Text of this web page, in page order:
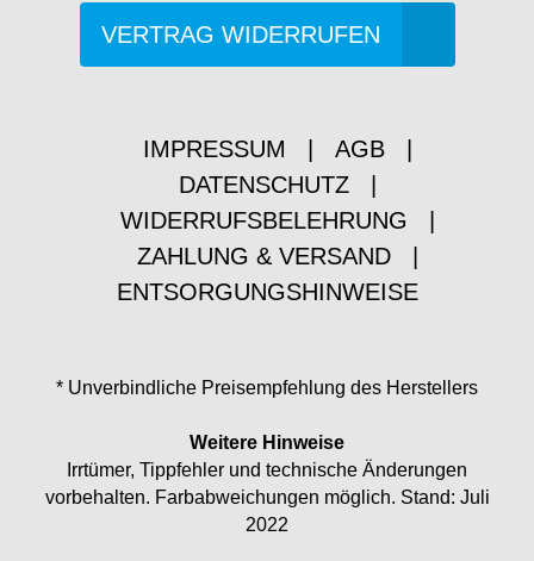
VERTRAG WIDERRUFEN
IMPRESSUM AGB
DATENSCHUTZ
WIDERRUFSBELEHRUNG
ZAHLUNG & VERSAND
ENTSORGUNGSHINWEISE
* Unverbindliche Preisempfehlung des Herstellers
Weitere Hinweise
Irrtümer, Tippfehler und technische Änderungen
vorbehalten. Farbabweichungen möglich. Stand: Juli
2022